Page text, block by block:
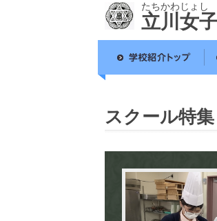
たちかわじょし
立川女
スクール特集